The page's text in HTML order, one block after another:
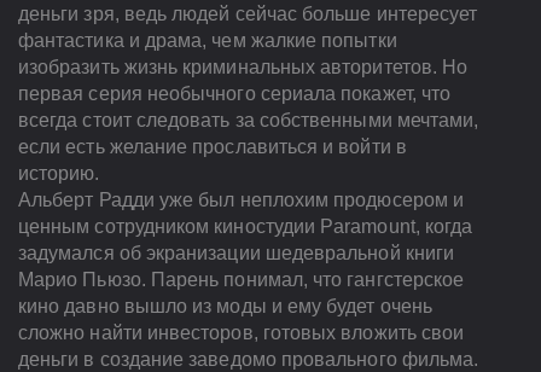
деньги зря, ведь людей сейчас больше интересует
фантастика и драма, чем жалкие попытки
изобразить жизнь криминальных авторитетов. Но
первая серия необычного сериала покажет, что
всегда стоит следовать за собственными мечтами,
если есть желание прославиться и войти в
историю.
Альберт Радди уже был неплохим продюсером и
ценным сотрудником киностудии Paramount, когда
задумался об экранизации шедевральной книги
Марио Пьюзо. Парень понимал, что гангстерское
кино давно вышло из моды и ему будет очень
сложно найти инвесторов, готовых вложить свои
деньги в создание заведомо провального фильма.